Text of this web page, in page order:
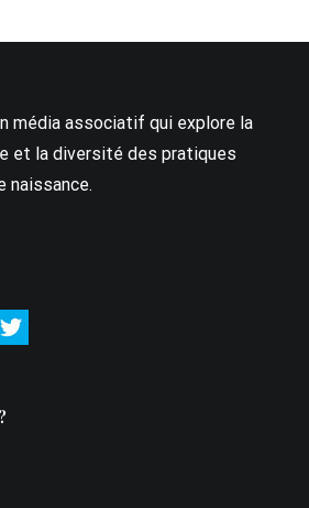
média associatif qui explore la
et la diversité des pratiques
naissance.